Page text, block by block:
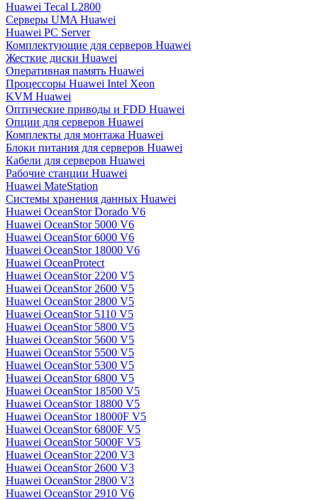
Huawei Tecal L2800
Серверы UMA Huawei
Huawei PC Server
Комплектующие для серверов Huawei
Жесткие диски Huawei
Оперативная память Huawei
Процессоры Huawei Intel Xeon
KVM Huawei
Оптические приводы и FDD Huawei
Опции для серверов Huawei
Комплекты для монтажа Huawei
Блоки питания для серверов Huawei
Кабели для серверов Huawei
Рабочие станции Huawei
Huawei MateStation
Системы хранения данных Huawei
Huawei OceanStor Dorado V6
Huawei OceanStor 5000 V6
Huawei OceanStor 6000 V6
Huawei OceanStor 18000 V6
Huawei OceanProtect
Huawei OceanStor 2200 V5
Huawei OceanStor 2600 V5
Huawei OceanStor 2800 V5
Huawei OceanStor 5110 V5
Huawei OceanStor 5800 V5
Huawei OceanStor 5600 V5
Huawei OceanStor 5500 V5
Huawei OceanStor 5300 V5
Huawei OceanStor 6800 V5
Huawei OceanStor 18500 V5
Huawei OceanStor 18800 V5
Huawei OceanStor 18000F V5
Huawei OceanStor 6800F V5
Huawei OceanStor 5000F V5
Huawei OceanStor 2200 V3
Huawei OceanStor 2600 V3
Huawei OceanStor 2800 V3
Huawei OceanStor 2910 V6